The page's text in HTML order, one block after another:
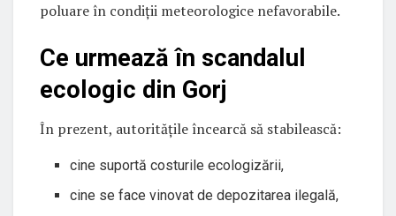
poluare în condiții meteorologice nefavorabile.
Ce urmează în scandalul
ecologic din Gorj
În prezent, autoritățile încearcă să stabilească:
cine suportă costurile ecologizării,
cine se face vinovat de depozitarea ilegală,